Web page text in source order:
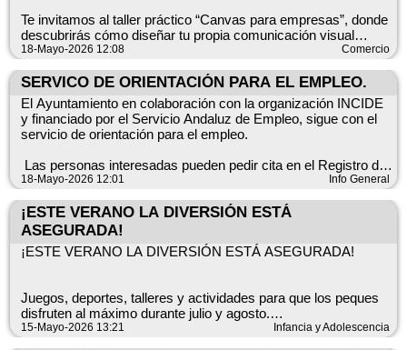
📍 Parque de la Vega
📢 Salidas desde distintos puntos:
🌞 Reloj del Sol (Algarrobo-Costa) – 11:00 h
🌴 Pérgola de Mezquitilla – 11:15 h
📝 Inscripción obligatoria: 2€
📆 Del 21 de mayo al 9 de junio
🏛️ En el Ayuntamiento o Tenencia de Alcaldía de Algarrobo-
Costa
⚠️ Requisito: estar empadronado/a o residir en el municipio de
Algarrobo.
Te invitamos al taller práctico “Canvas para empresas”, donde
descubrirás cómo diseñar tu propia comunicación visual
usando Canva. 🚀
📅 Viernes 29 de mayo
🕗 Desde las 8:15 h
📍 Salón de Plenos del Ayuntamiento de Algarrobo
☕ 8:30 h – Desayuno networking y acreditaciones
🎤 9:00 h – Presentación de la jornada
⚡ 9:05 h – Elevator Pitch de asistentes
💻 9:10 h – Taller práctico “Canvas para empresas” a cargo de
Ana Morales
pensada para emprendedores, comercios y empresas locales.
#Algarrobo #CaféConIdeas #Canva #Empresas
18-Mayo-2026 12:08 Comercio
SERVICO DE ORIENTACIÓN PARA EL EMPLEO.
El Ayuntamiento en colaboración con la organización INCIDE
y financiado por el Servicio Andaluz de Empleo, sigue con el
servicio de orientación para el empleo.
Las personas interesadas pueden pedir cita en el Registro del
Ayuntamiento o en el de la Tenencia de Alcaldía de Algarrobo-
952511167 (Tenencia de Alcaldía).
El día de atención de atención en Mayo:
En Algarrobo, el 29 de mayo.
Algarrobo a 18 de mayo de 2026.
18-Mayo-2026 12:01 Info General
¡ESTE VERANO LA DIVERSIÓN ESTÁ
ASEGURADA!
¡ESTE VERANO LA DIVERSIÓN ESTÁ ASEGURADA!
Juegos, deportes, talleres y actividades para que los peques
disfruten al máximo durante julio y agosto.
Dos opciones de escuela/campamento de verano con
15-Mayo-2026 13:21 Infancia y Adolescencia